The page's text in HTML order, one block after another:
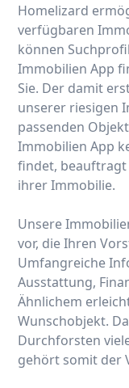
Homelizard
verfügbaren
können
Immobilien App
Sie. Der damit
unserer riesigen
passenden
Immobilien App
findet, beauftragt
ihrer Immobilie.
Unsere
vor, die Ihren
Umfangreiche
Ausstattung,
Ähnlichem
Wunschobjekt.
Durchforsten
gehört somit der